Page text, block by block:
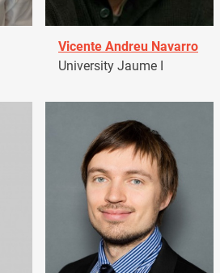
Vicente Andreu Navarro
University Jaume I